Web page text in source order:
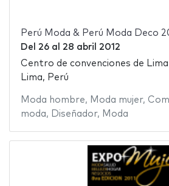
Perú Moda & Perú Moda Deco
Del 26al 28 abril 2012
Centro de convenciones de Lima
Lima, Perú
Moda hombre, Moda mujer,
moda, Diseñador, Moda